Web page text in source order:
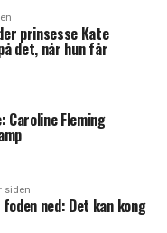
prinsesse Kate
det, når hun får
Caroline Fleming
siden
ned: Det kan kong